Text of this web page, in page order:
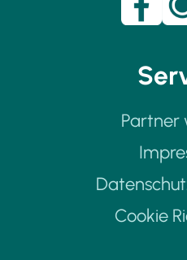
Partner
Cookie